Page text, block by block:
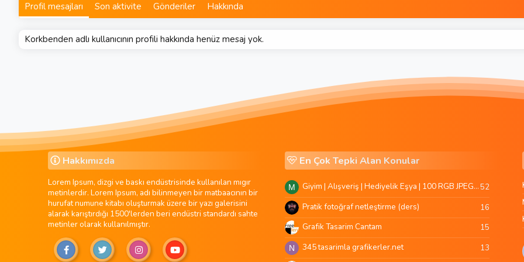
Profil mesajları Son aktivite Gönderiler Hakkında
Korkbenden adlı kullanıcının profili hakkında henüz mesaj yok.
Hakkımızda
Lorem Ipsum, dizgi ve baskı endüstrisinde kullanılan mıgır
metinlerdir. Lorem Ipsum, adı bilinmeyen bir matbaacının bir
hurufat numune kitabı oluşturmak üzere bir yazı galerisini
alarak karıştırdığı 1500'lerden beri endüstri standardı sahte
metinler olarak kullanılmıştır.
En Çok Tepki Alan Konular
M Giyim | Alışveriş | Hediyelik Eşya | 100 RGB JPEG Images | 5920x4420 Pixels | 501 MB52
Pratik fotoğraf netleştirme (ders) 16
Grafik Tasarim Cantam 15
N 345 tasarimla grafikerler.net 13